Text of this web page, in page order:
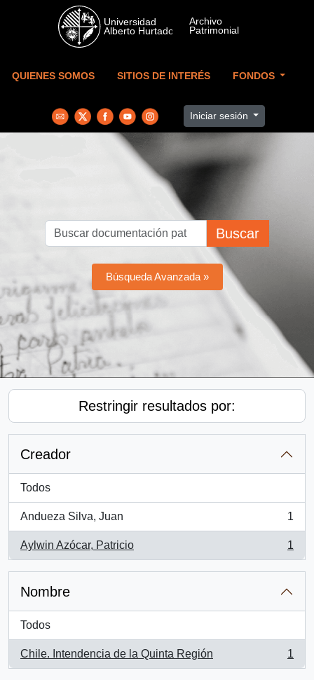
Skip to main content
QUIENES SOMOS SITIOS DE INTERÉS FONDOS
Iniciar sesión
Buscar
Búsqueda Avanzada »
Restringir resultados por:
Creador
Todos
Andueza Silva, Juan
, 1 resultados
1
Aylwin Azócar, Patricio
, 1 resultados
1
Nombre
Todos
Chile. Intendencia de la Quinta Región
, 1 resultados
1